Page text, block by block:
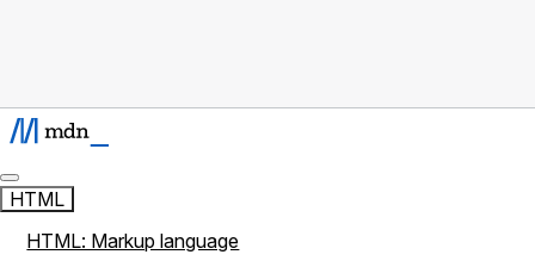
HTML
HTML: Markup language